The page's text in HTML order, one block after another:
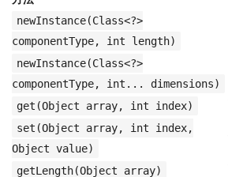
newInstance(Class<?>
componentType, int length)
newInstance(Class<?>
componentType, int... dimensions)
get(Object array, int index)
set(Object array, int index,
Object value)
getLength(Object array)